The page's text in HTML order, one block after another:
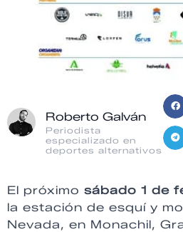
Roberto Galván
Periodista
especializado en
deportes alternativos
El próximo sábado 1 de
la estación de esquí y
Nevada, en Monachil,